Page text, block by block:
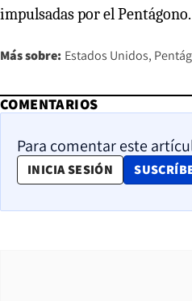
impulsadas por el Pentágono.
Más sobre: Estados Unidos
COMENTARIOS
Para comentar este
INICIA SESIÓN OPENS IN